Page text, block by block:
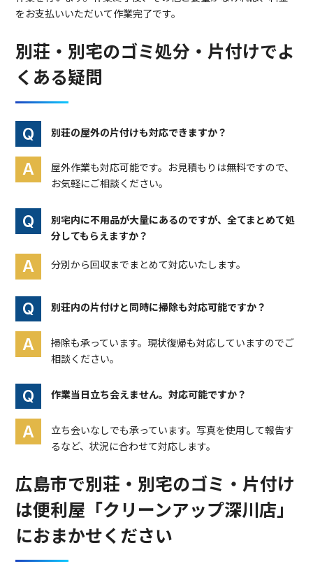
をお支払いいただいて作業完了です。
別荘・別宅のゴミ処分・片付けでよ
くある疑問
別荘の屋外の片付けも対応できますか？
屋外作業も対応可能です。お見積もりは無料ですので、
お気軽にご相談ください。
別宅内に不用品が大量にあるのですが、全てまとめて処
分してもらえますか？
分別から回収までまとめて対応いたします。
別荘内の片付けと同時に掃除も対応可能ですか？
掃除も承っています。現状復帰も対応していますのでご
相談ください。
作業当日立ち会えません。対応可能ですか？
立ち会いなしでも承っています。写真を使用して報告す
るなど、状況に合わせて対応します。
広島市で別荘・別宅のゴミ・片付け
は便利屋「クリーンアップ深川店」
におまかせください